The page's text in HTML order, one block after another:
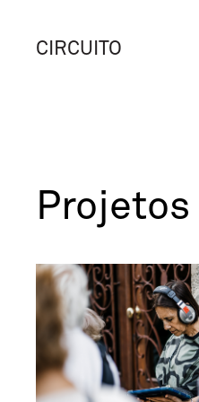
CIRCUITO
Projetos